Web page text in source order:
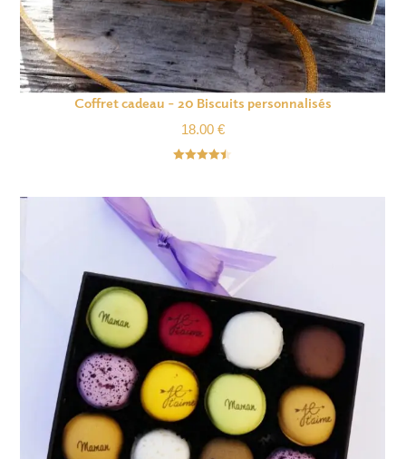
Coffret cadeau – 20 Biscuits personnalisés
18.00 €